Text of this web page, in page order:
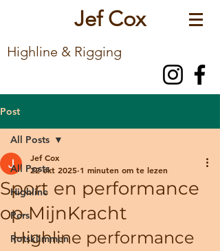
Jef Cox
Highline & Rigging
Post
All Posts
Highline
Pers
Rotsklimmen
All Posts
Sport en performance
op MijnKracht
Jef Cox
22 okt 2025 1 minuten om te lezen
Highline performance